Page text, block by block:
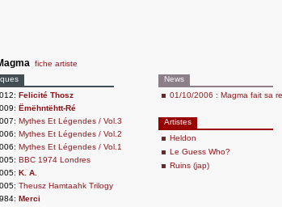
fiche artiste
Felicité Thosz
Ëmëhntëhtt-Ré
Mythes Et Légendes / Vol.3
Mythes Et Légendes / Vol.2
Mythes Et Légendes / Vol.1
BBC 1974 Londres
K. A.
Theusz Hamtaahk Trilogy
Merci
News
01/10/2006 : Magma fait sa
Artistes
Heldon
Le Guess Who?
Ruins (jap)